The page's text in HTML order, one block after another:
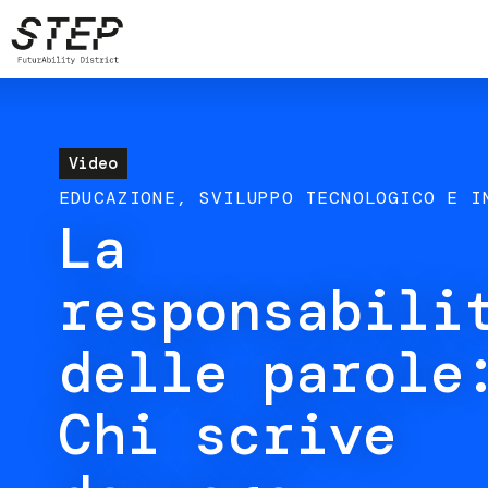
Salta
al
contenuto
Video
EDUCAZIONE SVILUPPO TECNOLOGICO E
La
delle parole:
Chi scrive